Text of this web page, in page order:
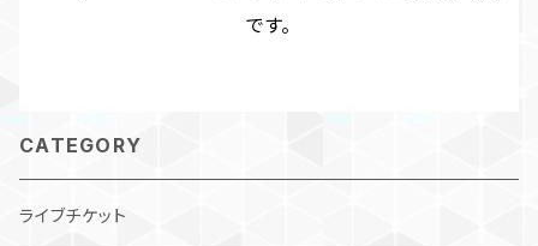
です。
CATEGORY
ライブチケット